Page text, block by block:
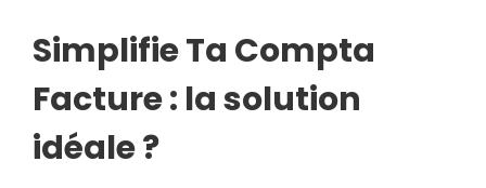
Simplifie Ta Compta
Facture : la solution
idéale ?